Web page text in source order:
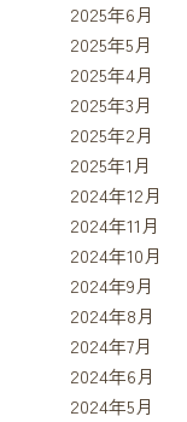
2025年6月
2025年5月
2025年4月
2025年3月
2025年2月
2025年1月
2024年12月
2024年11月
2024年10月
2024年9月
2024年8月
2024年7月
2024年6月
2024年5月